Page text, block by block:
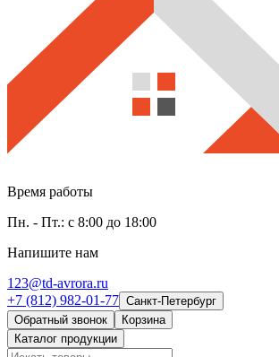
Время работы
Пн. - Пт.: с 8:00 до 18:00
Напишите нам
123@td-avrora.ru
+7 (812) 982-01-77 Санкт-Петербург
Обратный звонок
Корзина
Каталог продукции